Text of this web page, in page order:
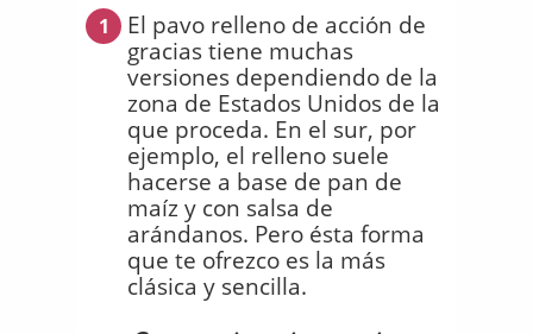
1
El pavo relleno de acción de
gracias tiene muchas
versiones dependiendo de la
zona de Estados Unidos de la
que proceda. En el sur, por
ejemplo, el relleno suele
hacerse a base de pan de
maíz y con salsa de
arándanos. Pero ésta forma
que te ofrezco es la más
clásica y sencilla.